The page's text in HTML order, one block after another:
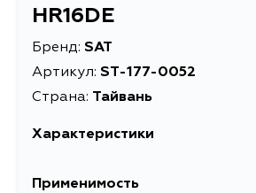
HR16DE
Бренд: SAT
Артикул: ST-177-0052
Страна: Тайвань
Характеристики
Применимость